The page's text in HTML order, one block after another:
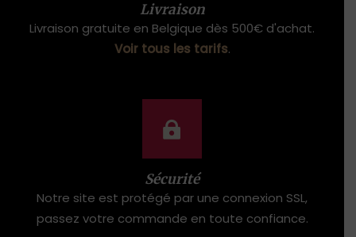
Livraison
Livraison gratuite en Belgique dès 500€ d'achat.
Voir tous les tarifs.
Sécurité
Notre site est protégé par une connexion SSL,
passez votre commande en toute confiance.